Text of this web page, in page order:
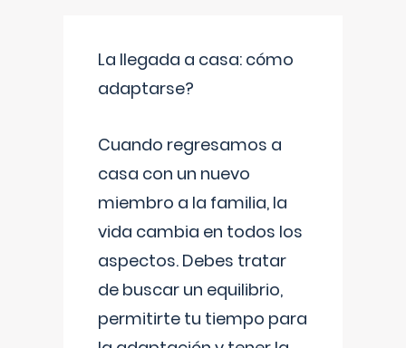
La llegada a casa: cómo
adaptarse?
Cuando regresamos a
casa con un nuevo
miembro a la familia, la
vida cambia en todos los
aspectos. Debes tratar
de buscar un equilibrio,
permitirte tu tiempo para